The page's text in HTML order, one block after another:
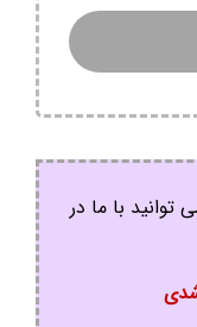
با ما در